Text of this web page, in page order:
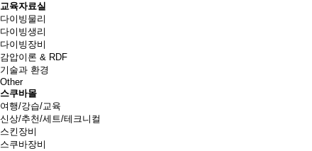
교육자료실
다이빙물리
다이빙생리
다이빙장비
감압이론 & RDF
기술과 환경
Other
스쿠바몰
여행/강습/교육
신상/추천/세트/테크니컬
스킨장비
스쿠바장비